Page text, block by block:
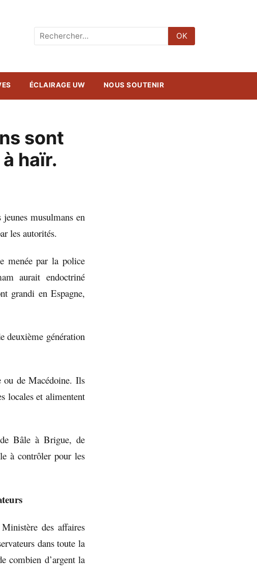
Rechercher
:
OK
ÉCLAIRAGE UW NOUS SOUTENIR
sont
haïr.
musulmans en
les autorités.
menée par la police
aurait endoctriné
grandi en Espagne,
deuxième génération
ou de Macédoine. Ils
locales et alimentent
Bâle à Brigue, de
à contrôler pour les
des affaires
dans toute la
combien d’argent la